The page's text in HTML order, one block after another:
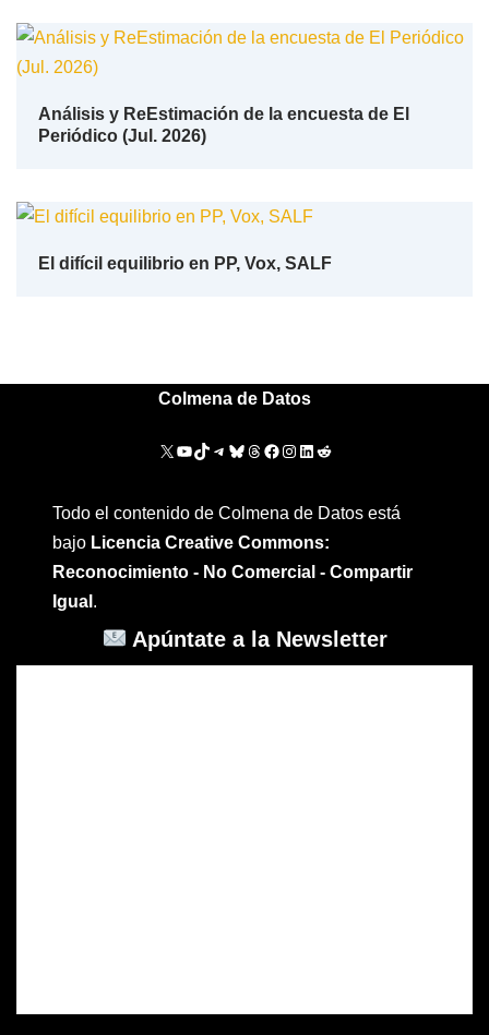
Análisis y ReEstimación de la encuesta de El
Periódico (Jul. 2026)
El difícil equilibrio en PP, Vox, SALF
Colmena de Datos
Todo el contenido de Colmena de Datos está
bajo Licencia Creative Commons:
Reconocimiento - No Comercial - Compartir
Igual .
Apúntate a la Newsletter